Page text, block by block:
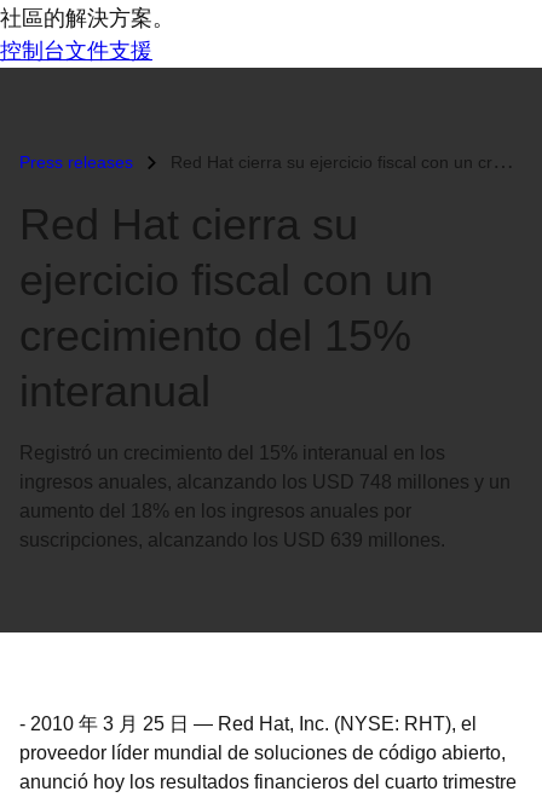
社區的解決方案。
控制台文件支援
Press releases Red Hat cierra su ejercicio fiscal con un crecimiento del 15% interanu...
Red Hat cierra su
ejercicio fiscal con un
crecimiento del 15%
interanual
Registró un crecimiento del 15% interanual en los
ingresos anuales, alcanzando los USD 748 millones y un
aumento del 18% en los ingresos anuales por
suscripciones, alcanzando los USD 639 millones.
- 2010 年 3 月 25 日 — Red Hat, Inc. (NYSE: RHT), el
proveedor líder mundial de soluciones de código abierto,
anunció hoy los resultados financieros del cuarto trimestre